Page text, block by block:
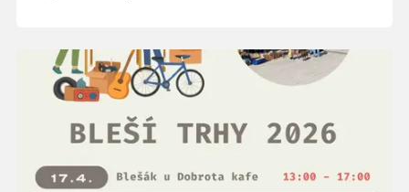
soukromé sbírky Jána Hertlíka, díky čemuž
výstava nabízí nevšední a autentický pohled
na tuto fascinující epochu.
dějiny.
Výstavu je možné navštívit od 14. 5. do 26. 7.
2026 v muzeu pod vodárnou.